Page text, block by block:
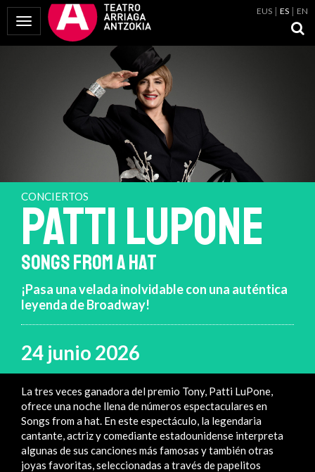
Mostrar Menú
EUS ES EN
CONCIERTOS
PATTI LUPONE
SONGS FROM A HAT
¡Pasa una velada inolvidable con una auténtica
leyenda de Broadway!
24 junio 2026
La tres veces ganadora del premio Tony, Patti LuPone,
ofrece una noche llena de números espectaculares en
Songs from a hat. En este espectáculo, la legendaria
cantante, actriz y comediante estadounidense interpreta
algunas de sus canciones más famosas y también otras
joyas favoritas, seleccionadas a través de papelitos